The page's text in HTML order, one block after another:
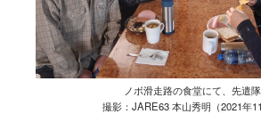
ノボ滑走路の食堂にて、先遣
撮影：JARE63 本山秀明（2021年11